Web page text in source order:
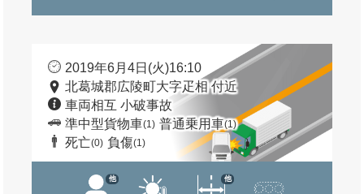
2019年6月4日(火)16:10
北葛城郡広陵町大字疋相 付近
車両相互 小破事故
準中型貨物車(1) 普通乗用車(1)
死亡(0) 負傷(1)
他 他